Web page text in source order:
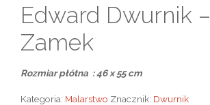
Edward Dwurnik –
Zamek
Rozmiar płótna : 46 x 55 cm
Kategoria: Malarstwo Znacznik: Dwurnik